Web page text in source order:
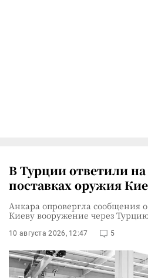
В Турции ответили
поставках оружия
Анкара опровергла сообщения
Киеву вооружение через
10 августа 2026, 12:47 5